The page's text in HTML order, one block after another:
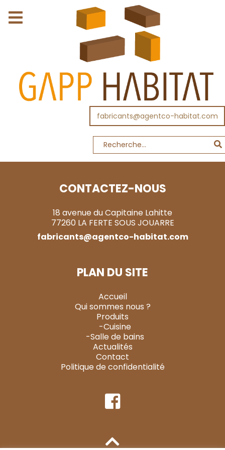
fabricants@agentco-habitat.com
CONTACTEZ-NOUS
18 avenue du Capitaine Lahitte
77260 LA FERTE SOUS JOUARRE
fabricants@agentco-habitat.com
PLAN DU SITE
Accueil
Qui sommes nous ?
Produits
-Cuisine
-Salle de bains
Actualités
Contact
Politique de confidentialité